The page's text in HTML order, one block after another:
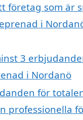
företag som är
i
3
i Nordanö
för
professionella